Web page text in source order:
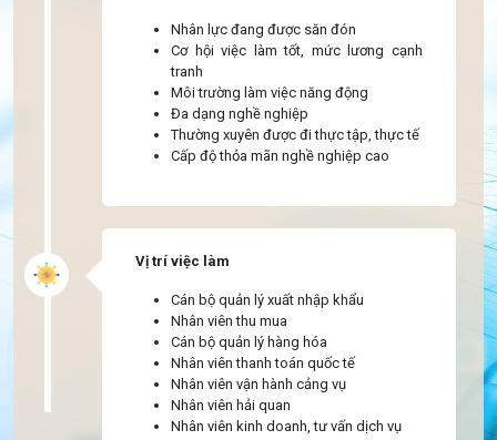
Nhân lực đang được săn đón
Cơ hội việc làm tốt, mức lương cạnh
tranh
Môi trường làm việc năng động
Đa dạng nghề nghiệp
Thường xuyên được đi thực tập, thực tế
Cấp độ thỏa mãn nghề nghiệp cao
Vị trí việc làm
Cán bộ quản lý xuất nhập khẩu
Nhân viên thu mua
Cán bộ quản lý hàng hóa
Nhân viên thanh toán quốc tế
Nhân viên vận hành cảng vụ
Nhân viên hải quan
Nhân viên kinh doanh, tư vấn dịch vụ